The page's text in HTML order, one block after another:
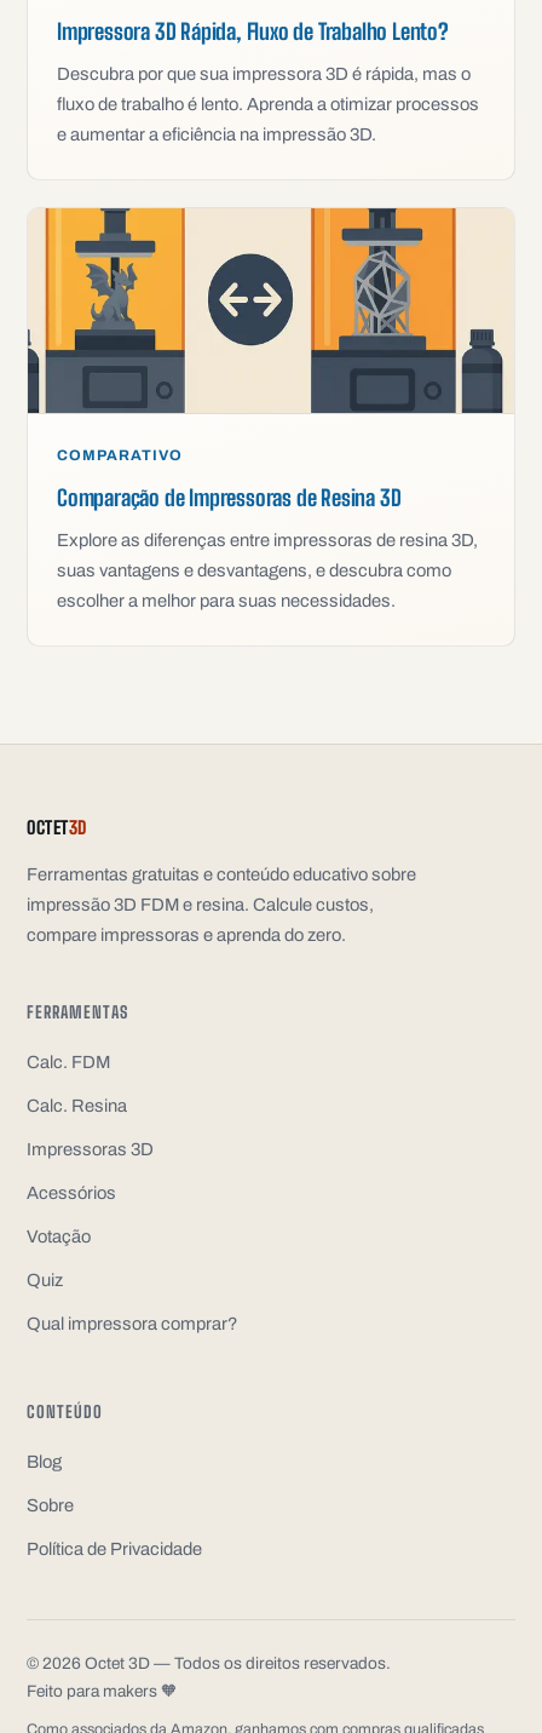
Impressora 3D Rápida, Fluxo de Trabalho Lento?
Descubra por que sua impressora 3D é rápida, mas o
fluxo de trabalho é lento. Aprenda a otimizar processos
e aumentar a eficiência na impressão 3D.
COMPARATIVO
Comparação de Impressoras de Resina 3D
Explore as diferenças entre impressoras de resina 3D,
suas vantagens e desvantagens, e descubra como
escolher a melhor para suas necessidades.
OCTET3D
Ferramentas gratuitas e conteúdo educativo sobre
impressão 3D FDM e resina. Calcule custos,
compare impressoras e aprenda do zero.
FERRAMENTAS
Calc. FDM
Calc. Resina
Impressoras 3D
Acessórios
Votação
Quiz
Qual impressora comprar?
CONTEÚDO
Blog
Sobre
Política de Privacidade
© 2026 Octet 3D — Todos os direitos reservados.
Feito para makers 🧡
Como associados da Amazon, ganhamos com compras qualificadas